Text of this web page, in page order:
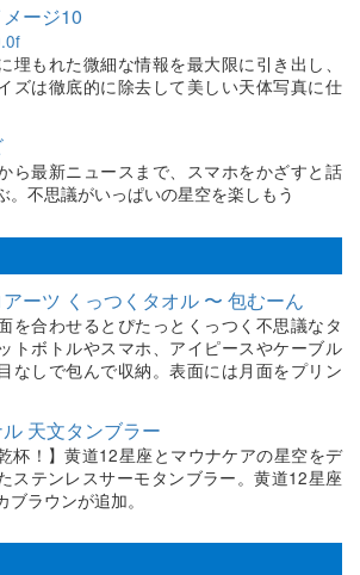
ージ10
埋もれた微細な情報を最大限に引き出し、
ズは徹底的に除去して美しい天体写真に仕
ら最新ニュースまで、スマホをかざすと話
。不思議がいっぱいの星空を楽しもう
ーツ くっつくタオル 〜 包むーん
を合わせるとぴたっとくっつく不思議なタ
トボトルやスマホ、アイピースやケーブル
なしで包んで収納。表面には月面をプリン
天文タンブラー
杯！】黄道12星座とマウナケアの星空をデ
ステンレスサーモタンブラー。黄道12星座
ブラウンが追加。